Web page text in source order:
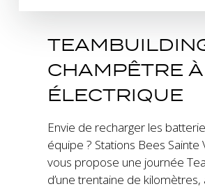
CHAMPÊTRE
ÉLECTRIQUE
Envie de recharger les
équipe ? Stations Bees Sainte
vous propose une journée
d’une trentaine de